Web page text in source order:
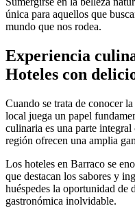
única para aquellos que
mundo que nos rodea.
Experiencia
Hoteles con
Cuando se trata de conocer
local juega un papel
culinaria es una parte
región ofrecen una amplia
Los hoteles en Barraco se
que destacan los sabores y
huéspedes la oportunidad de
gastronómica inolvidable.